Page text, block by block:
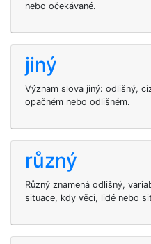
nebo očekávané.
jiný
Význam slova jiný: odlišný,
opačném nebo odlišném.
různý
Různý znamená odlišný,
situace, kdy věci, lidé nebo